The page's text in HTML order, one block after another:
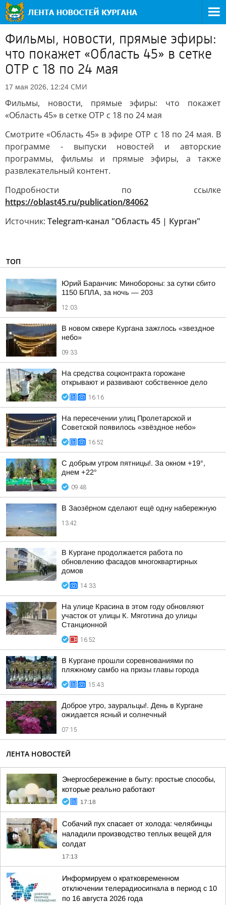
Фильмы, новости, прямые эфиры:
что покажет «Область 45» в сетке
ОТР с 18 по 24 мая
17 мая 2026, 12:24 СМИ
Фильмы, новости, прямые эфиры: что покажет
«Область 45» в сетке ОТР с 18 по 24 мая
Смотрите «Область 45» в эфире ОТР с 18 по 24 мая. В
программе - выпуски новостей и авторские
программы, фильмы и прямые эфиры, а также
развлекательный контент.
Подробности по ссылке
https://oblast45.ru/publication/84062
Источник: Telegram-канал "Область 45 | Курган"
ТОП
Юрий Баранчик: Минобороны: за сутки сбито
1150 БПЛА, за ночь — 203
12:03
В новом сквере Кургана зажглось «звездное
небо»
09:33
На средства соцконтракта горожане
открывают и развивают собственное дело
16:16
На пересечении улиц Пролетарской и
Советской появилось «звёздное небо»
16:52
С добрым утром пятницы!. За окном +19°,
днем +22°
09:48
В Заозёрном сделают ещё одну набережную
13:42
В Кургане продолжается работа по
обновлению фасадов многоквартирных
домов
14:33
На улице Красина в этом году обновляют
участок от улицы К. Мяготина до улицы
Станционной
16:52
В Кургане прошли соревнованиями по
пляжному самбо на призы главы города
15:43
Доброе утро, зауральцы!. День в Кургане
ожидается ясный и солнечный
07:15
ЛЕНТА НОВОСТЕЙ
Энергосбережение в быту: простые способы,
которые реально работают
17:18
Собачий пух спасает от холода: челябинцы
наладили производство теплых вещей для
солдат
17:13
Информируем о кратковременном
отключении телерадиосигнала в период с 10
по 16 августа 2026 года